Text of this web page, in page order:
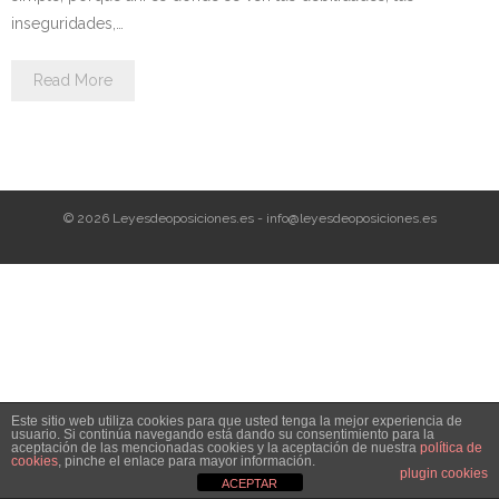
Personalidad Jurídica PROPIA
TIENDA Test PDF
2025
- OPOSICIÓN Gestión Procesal, turno libre – 2025
inseguridades,…
Read More
© 2026 Leyesdeoposiciones.es - info@leyesdeoposiciones.es
Este sitio web utiliza cookies para que usted tenga la mejor experiencia de
usuario. Si continúa navegando está dando su consentimiento para la
aceptación de las mencionadas cookies y la aceptación de nuestra política de
cookies, pinche el enlace para mayor información.
plugin cookies
ACEPTAR